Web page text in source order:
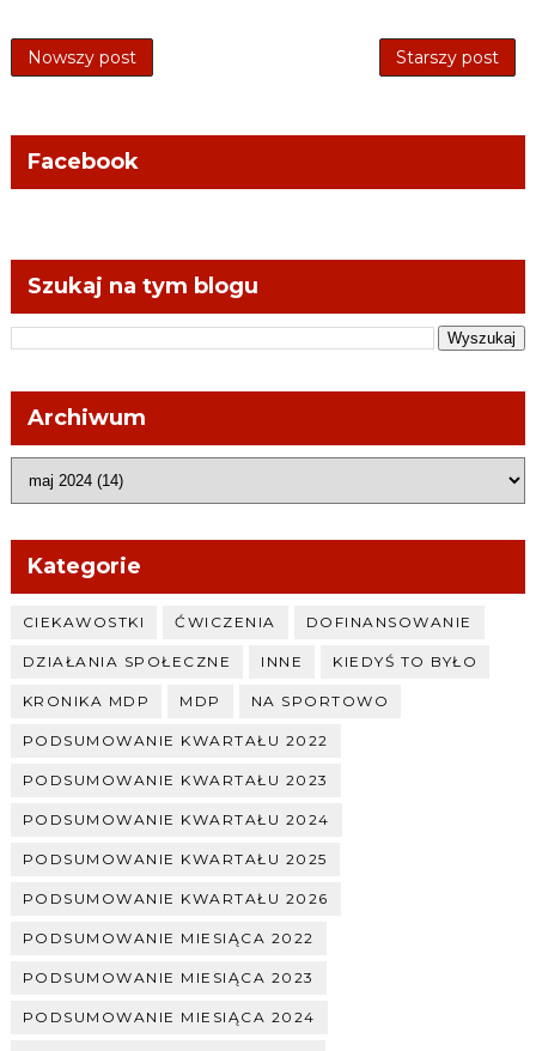
Nowszy post Starszy post
Facebook
Szukaj na tym blogu
Archiwum
Kategorie
CIEKAWOSTKI ĆWICZENIA DOFINANSOWANIE
DZIAŁANIA SPOŁECZNE INNE KIEDYŚ TO BYŁO
KRONIKA MDP MDP NA SPORTOWO
PODSUMOWANIE KWARTAŁU 2022
PODSUMOWANIE KWARTAŁU 2023
PODSUMOWANIE KWARTAŁU 2024
PODSUMOWANIE KWARTAŁU 2025
PODSUMOWANIE KWARTAŁU 2026
PODSUMOWANIE MIESIĄCA 2022
PODSUMOWANIE MIESIĄCA 2023
PODSUMOWANIE MIESIĄCA 2024